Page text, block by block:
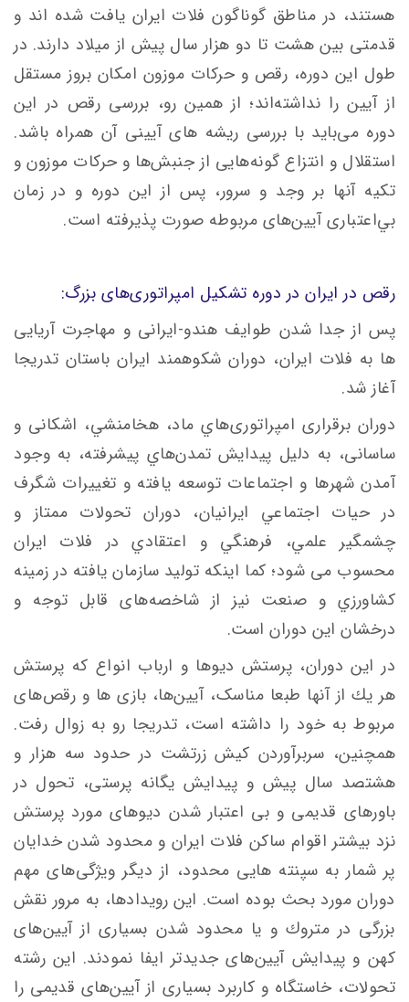
هستند، در مناطق گوناگون فلات ایران یافت شده اند و
قدمتی بین هشت تا دو هزار سال پیش از میلاد دارند. در
طول اين دوره، رقص و حركات موزون امكان‌ بروز مستقل
از آيين‌ را نداشته‌اند؛ از همين رو، بررسی‌ رقص در اين
دوره می‌بايد با بررسی ریشه های آيينی آن همراه باشد.
استقلال و انتزاع گونه‌هايی از جنبش‌ها و حركات موزون و
تكيه‌ آنها بر وجد و سرور، پس از اين دوره‌ و در زمان
بي‌اعتباری آيين‌های مربوطه صورت پذيرفته‌ است.
رقص در ایران در دوره تشكيل‌ امپراتوری‌های بزرگ:
پس از جدا شدن طوایف هندو-ایرانی و مهاجرت آریایی
ها به فلات ایران، دوران شکوهمند ایران باستان تدریجا
آغاز شد.
دوران برقراری امپراتوری‌هاي ماد، هخامنشي، اشكانی و
ساسانی، به دليل پيدايش تمدن‌هاي پيشرفته‌‌، به وجود
آمدن شهرها و اجتماعات توسعه يافته و تغییرات شگرف
در حیات اجتماعي‌ ايرانیان، دوران تحولات ممتاز و
چشمگير علمي، فرهنگي و اعتقادي در فلات ایران
محسوب می شود؛ کما اینکه توليد سازمان يافته در زمينه‌
كشاورزي و صنعت نیز از شاخصه‌های قابل توجه و
درخشان اين دوران است.
در این دوران، پرستش ديوها و ارباب انواع که پرستش
هر يك از آنها طبعا مناسک، آيين‌ها، بازی ‌ها و رقص‌های
مربوط به خود را داشته‌ است، تدریجا رو به زوال رفت.
همچنین، سربرآوردن كيش زرتشت در حدود سه هزار و
هشتصد سال پیش و پيدايش يگانه‌ پرستی، تحول در
باورهای قدیمی و بی اعتبار شدن دیوهای مورد پرستش
نزد بيشتر اقوام ساكن فلات ایران و محدود شدن خدايان
پر شمار به سپنته هایی محدود، از ديگر ويژگی‌‌های مهم
دوران مورد بحث بوده است. این رویدادها، به مرور نقش‌
بزرگی در متروك‌ و يا محدود شدن بسیاری از آيين‌های
كهن‌ و پيدايش‌ آيين‌های جديدتر ایفا نمودند. اين رشته‌
تحولات، خاستگاه و كاربرد بسياری از آيين‌های قديمی را